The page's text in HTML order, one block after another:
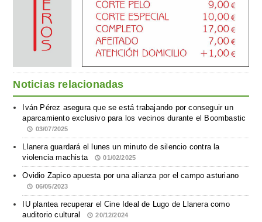
Noticias relacionadas
Iván Pérez asegura que se está trabajando por conseguir un
aparcamiento exclusivo para los vecinos durante el Boombastic
03/07/2025
Llanera guardará el lunes un minuto de silencio contra la
violencia machista
01/02/2025
Ovidio Zapico apuesta por una alianza por el campo asturiano
06/05/2023
IU plantea recuperar el Cine Ideal de Lugo de Llanera como
auditorio cultural
20/12/2024